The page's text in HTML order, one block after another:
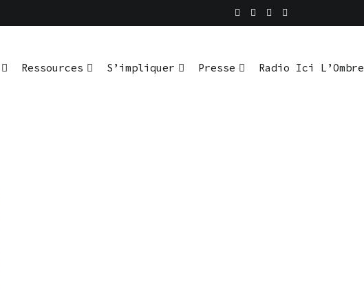
Ressources S’impliquer Presse Radio Ici L’Ombre